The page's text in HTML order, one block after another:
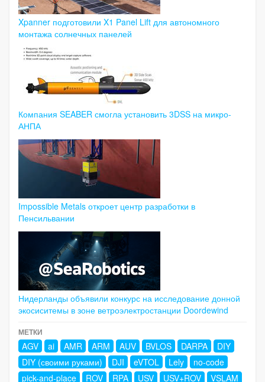
Xpanner подготовили X1 Panel Lift для автономного
монтажа солнечных панелей
Компания SEABER смогла установить 3DSS на микро-
АНПА
Impossible Metals откроет центр разработки в
Пенсильвании
Нидерланды объявили конкурс на исследование донной
экосиситемы в зоне ветроэлектростанции Doordewind
МЕТКИ
AGV ai AMR ARM AUV BVLOS DARPA
DIY
DIY (своими руками)
DJI eVTOL Lely
no-code
pick-and-place
ROV RPA USV USV+ROV VSLAM